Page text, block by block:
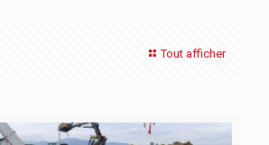
Tout afficher